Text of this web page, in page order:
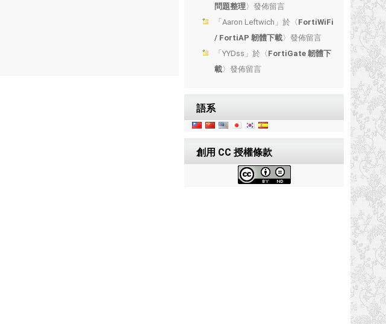
問題整理〉發佈留言
「 Aaron Leftwich 」於〈 FortiWiFi
/ FortiAP 韌體下載〉發佈留言
「 YYDss 」於〈 FortiGate 韌體下
載〉發佈留言
語系
創用 CC 授權條款